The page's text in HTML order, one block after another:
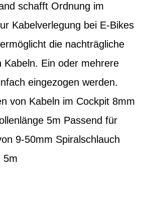
schafft Ordnung im
Kabelverlegung bei E-Bikes
die nachträgliche
Kabeln. Ein oder mehrere
eingezogen werden.
von Kabeln im Cockpit 8mm
5m Passend für
9-50mm Spiralschlauch
5m